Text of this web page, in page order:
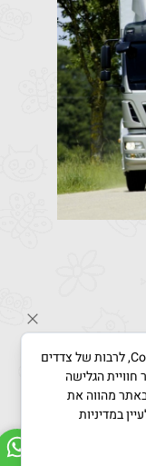
לידיעתך, באתרנו נעשה שימוש בקבצי Cookies, לרבות של צדדים
הגלישה
מהווה את
במדיניות